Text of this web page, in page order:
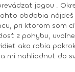
pokroky a ako
mi nahliadnuť do